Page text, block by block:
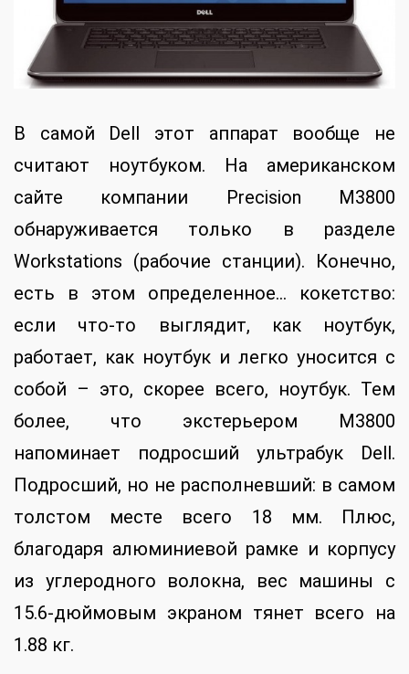
В самой Dell этот аппарат вообще не
считают ноутбуком. На американском
сайте компании Precision M3800
обнаруживается только в разделе
Workstations (рабочие станции). Конечно,
есть в этом определенное… кокетство:
если что-то выглядит, как ноутбук,
работает, как ноутбук и легко уносится с
собой – это, скорее всего, ноутбук. Тем
более, что экстерьером M3800
напоминает подросший ультрабук Dell.
Подросший, но не располневший: в самом
толстом месте всего 18 мм. Плюс,
благодаря алюминиевой рамке и корпусу
из углеродного волокна, вес машины с
15.6-дюймовым экраном тянет всего на
1.88 кг.